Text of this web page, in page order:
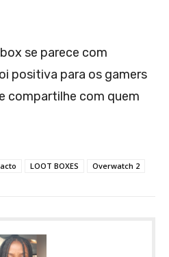
se parece com
positiva para os gamers
compartilhe com quem
LOOT BOXES Overwatch 2